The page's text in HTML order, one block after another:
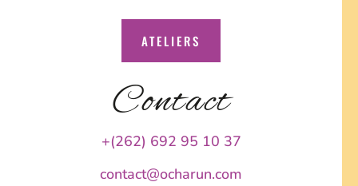
ATELIERS
Contact
+(262) 692 95 10 37
contact@ocharun.com